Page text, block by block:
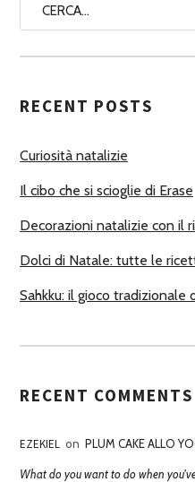
A
U
O
I
RECENT POSTS
Curiosità natalizie
Il cibo che si scioglie di Erase
Decorazioni natalizie con il
Dolci di Natale: tutte le
Sahkku: il gioco tradizionale
RECENT COMMENTS
EZEKIEL on PLUM CAKE ALLO
What do you want to do when